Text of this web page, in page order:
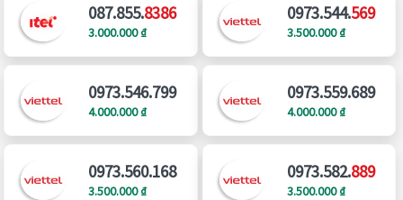
087.855.8386
3.000.000 ₫
0973.544.569
3.500.000 ₫
0973.546.799
4.000.000 ₫
0973.559.689
4.000.000 ₫
0973.560.168
3.500.000 ₫
0973.582.889
3.500.000 ₫